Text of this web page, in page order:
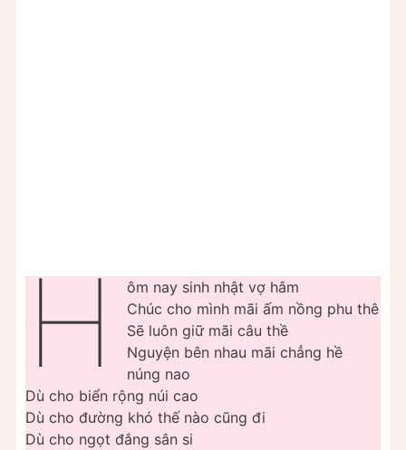
H
ôm nay sinh nhật vợ hâm
Chúc cho mình mãi ấm nồng phu thê
Sẽ luôn giữ mãi câu thề
Nguyện bên nhau mãi chẳng hề
núng nao
Dù cho biển rộng núi cao
Dù cho đường khó thế nào cũng đi
Dù cho ngọt đắng sân si